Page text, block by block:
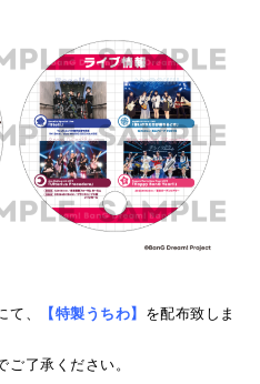
、 【特製うちわ】 を配布致しま
了承ください。